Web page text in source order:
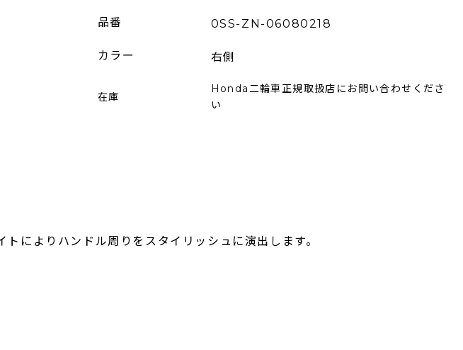
在庫
Honda二輪車正規取扱店にお問い合わせくださ
い
品番 0SS-ZN-06080218
カラー 右側
によりハンドル周りをスタイリッシュに演出します。